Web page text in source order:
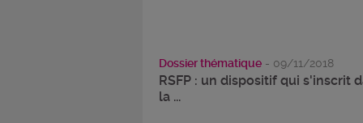
Dossier thématique - 09/11/2018
RSFP : un dispositif qui s'inscrit
la ...